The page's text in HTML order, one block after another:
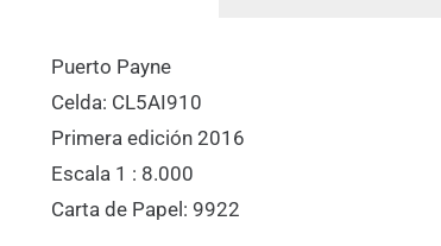
Puerto Payne
Celda: CL5AI910
Primera edición 2016
Escala 1 : 8.000
Carta de Papel: 9922